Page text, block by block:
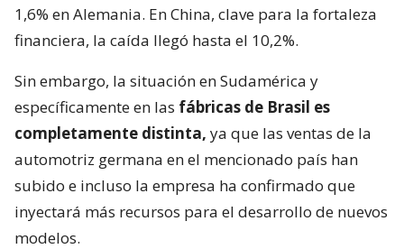
1,6% en Alemania. En China, clave para la fortaleza
financiera, la caída llegó hasta el 10,2%.
Sin embargo, la situación en Sudamérica y
específicamente en las fábricas de Brasil es
completamente distinta, ya que las ventas de la
automotriz germana en el mencionado país han
subido e incluso la empresa ha confirmado que
inyectará más recursos para el desarrollo de nuevos
modelos.